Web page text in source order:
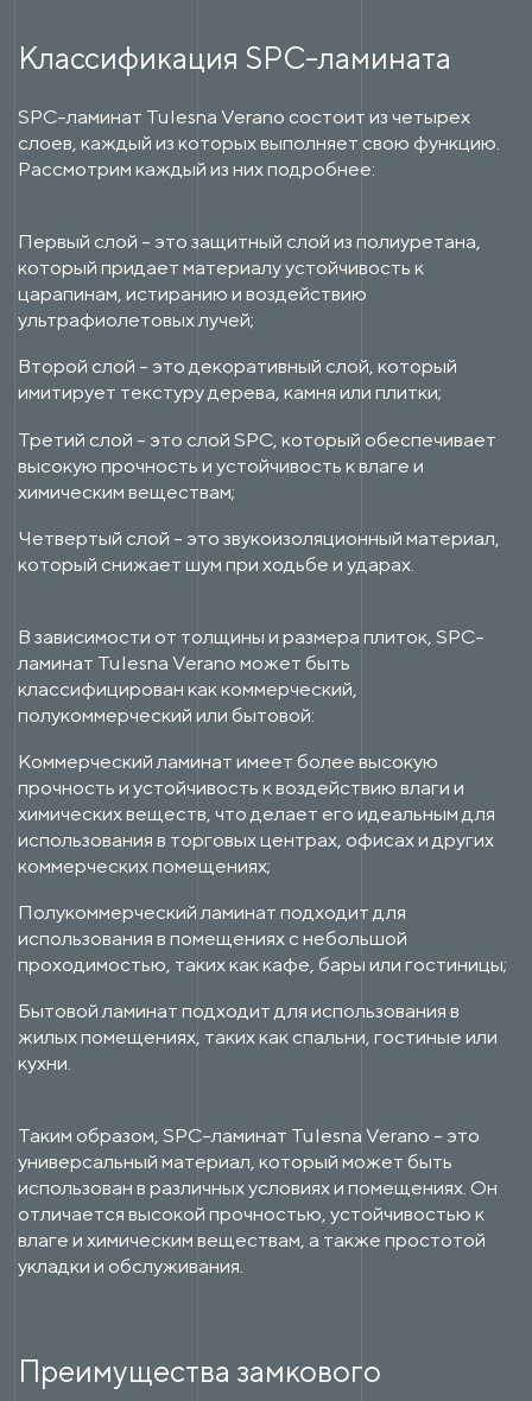
Классификация SPC-ламината
SPC-ламинат Tulesna Verano состоит из четырех
слоев, каждый из которых выполняет свою функцию.
Рассмотрим каждый из них подробнее:
Первый слой - это защитный слой из полиуретана,
который придает материалу устойчивость к
царапинам, истиранию и воздействию
ультрафиолетовых лучей;
Второй слой - это декоративный слой, который
имитирует текстуру дерева, камня или плитки;
Третий слой - это слой SPC, который обеспечивает
высокую прочность и устойчивость к влаге и
химическим веществам;
Четвертый слой - это звукоизоляционный материал,
который снижает шум при ходьбе и ударах.
В зависимости от толщины и размера плиток, SPC-
ламинат Tulesna Verano может быть
классифицирован как коммерческий,
полукоммерческий или бытовой:
Коммерческий ламинат имеет более высокую
прочность и устойчивость к воздействию влаги и
химических веществ, что делает его идеальным для
использования в торговых центрах, офисах и других
коммерческих помещениях;
Полукоммерческий ламинат подходит для
использования в помещениях с небольшой
проходимостью, таких как кафе, бары или гостиницы;
Бытовой ламинат подходит для использования в
жилых помещениях, таких как спальни, гостиные или
кухни.
Таким образом, SPC-ламинат Tulesna Verano - это
универсальный материал, который может быть
использован в различных условиях и помещениях. Он
отличается высокой прочностью, устойчивостью к
влаге и химическим веществам, а также простотой
укладки и обслуживания.
Преимущества замкового